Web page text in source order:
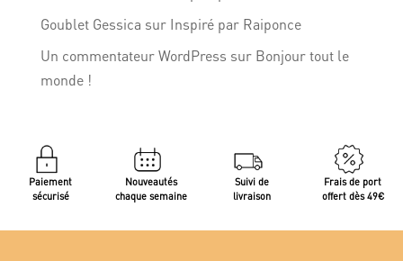
Goublet Gessica sur Inspiré par Raiponce
Un commentateur WordPress sur Bonjour tout le
monde !
Paiement
sécurisé
Nouveautés
chaque semaine
Suivi de
livraison
Frais de port
offert dès 49€